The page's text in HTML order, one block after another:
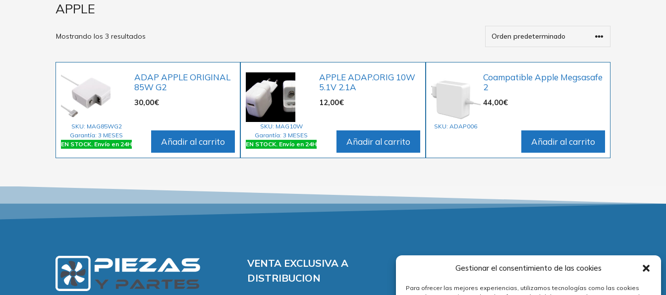
Gestionar el consentimiento de las cookies
Para ofrecer las mejores experiencias, utilizamos tecnologías como las cookies
APPLE
Mostrando los 3 resultados
SKU: MAG85WG2
Garantía: 3 MESES
EN STOCK. Envío en 24H
ADAP APPLE ORIGINAL
85W G2
30,00€
Añadir al carrito
SKU: MAG10W
Garantía: 3 MESES
EN STOCK. Envío en 24H
APPLE ADAP.ORIG 10W
5.1V 2.1A
12,00€
Añadir al carrito
SKU: ADAP006
Coampatible Apple Megsasafe
2
44,00€
Añadir al carrito
VENTA EXCLUSIVA A
DISTRIBUCION
Adecuación normativa
Aviso legal